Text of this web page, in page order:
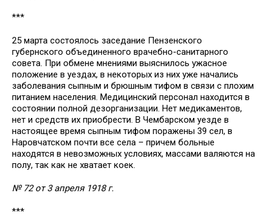
***
25 марта состоялось заседание Пензенского
губернского объединенного врачебно-санитарного
совета. При обмене мнениями выяснилось ужасное
положение в уездах, в некоторых из них уже начались
заболевания сыпным и брюшным тифом в связи с плохим
питанием населения. Медицинский персонал находится в
состоянии полной дезорганизации. Нет медикаментов,
нет и средств их приобрести. В Чембарском уезде в
настоящее время сыпным тифом поражены 39 сел, в
Наровчатском почти все села – причем больные
находятся в невозможных условиях, массами валяются на
полу, так как не хватает коек.
№ 72 от 3 апреля 1918 г.
***